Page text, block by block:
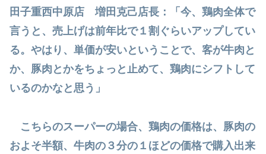
田子重西中原店 増田克己店長：「今、鶏肉全体で
言うと、売上げは前年比で１割ぐらいアップしてい
る。やはり、単価が安いということで、客が牛肉と
か、豚肉とかをちょっと止めて、鶏肉にシフトして
いるのかなと思う」
こちらのスーパーの場合、鶏肉の価格は、豚肉の
およそ半額、牛肉の３分の１ほどの価格で購入出来